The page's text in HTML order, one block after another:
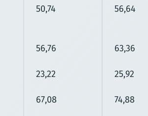
50,74 56,64
56,76 63,36
23,22 25,92
67,08 74,88